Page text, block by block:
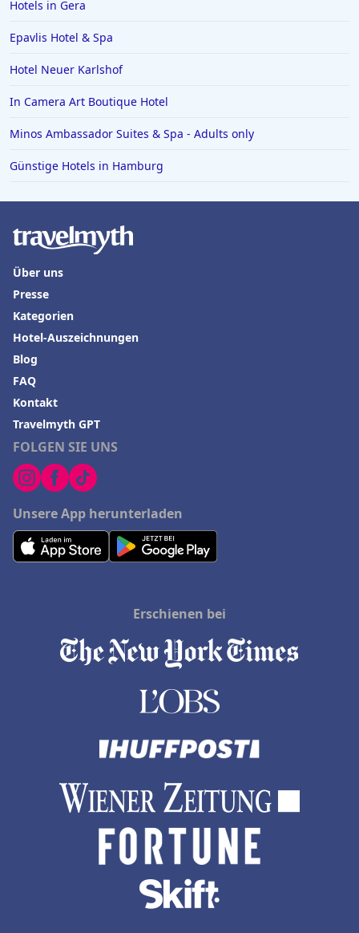
Hotels in Gera
Epavlis Hotel & Spa
Hotel Neuer Karlshof
In Camera Art Boutique Hotel
Minos Ambassador Suites & Spa - Adults only
Günstige Hotels in Hamburg
FOLGEN SIE UNS
Unsere App herunterladen
Über uns
Presse
Kategorien
Hotel-Auszeichnungen
Blog
FAQ
Kontakt
Travelmyth GPT
Erschienen bei